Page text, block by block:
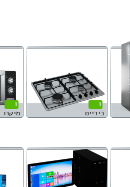
1
כיריים
1
מיקרו